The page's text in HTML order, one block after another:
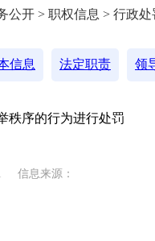
公开 > 职权信息 > 行政
信息 法定职责 领
秩序的行为进行处罚
信息来源：